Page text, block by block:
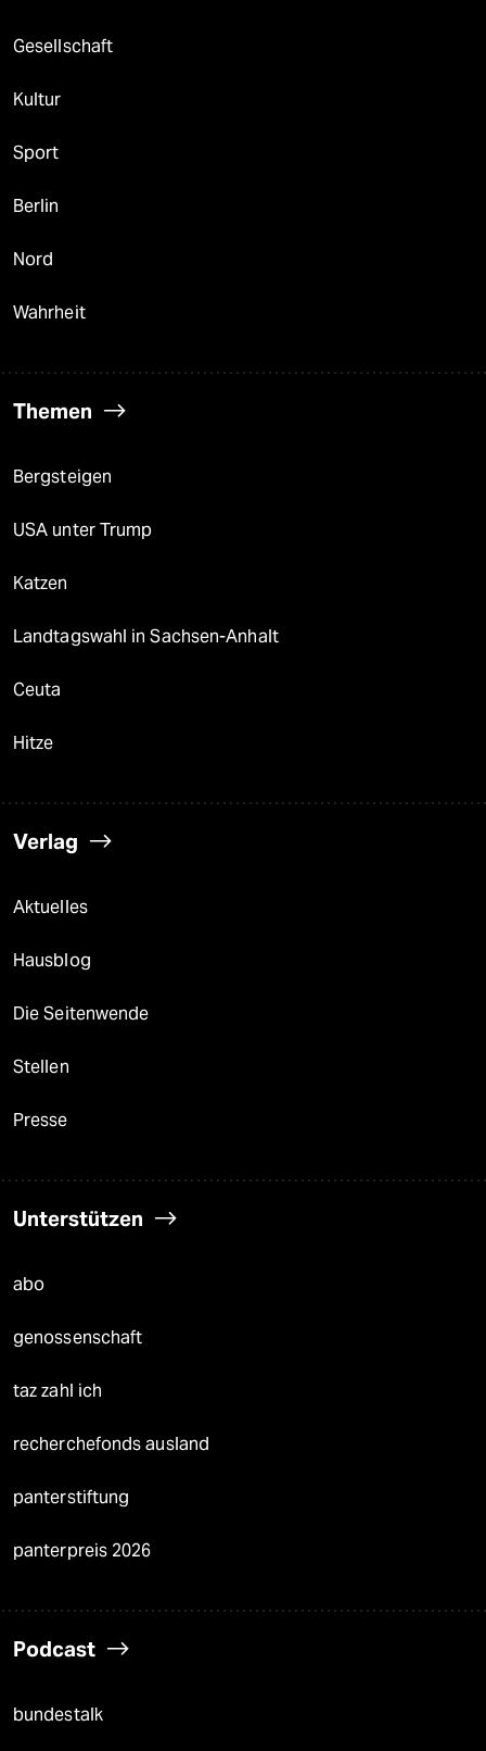
Gesellschaft
Kultur
Sport
Berlin
Nord
Wahrheit
Themen
Bergsteigen
USA unter Trump
Katzen
Landtagswahl in Sachsen-Anhalt
Ceuta
Hitze
Verlag
Aktuelles
Hausblog
Die Seitenwende
Stellen
Presse
Unterstützen
abo
genossenschaft
taz zahl ich
recherchefonds ausland
panterstiftung
panterpreis 2026
Podcast
bundestalk